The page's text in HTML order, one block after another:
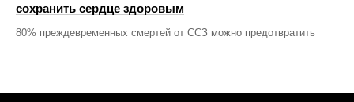
сохранить сердце здоровым
80% преждевременных смертей от ССЗ можно предотвратить